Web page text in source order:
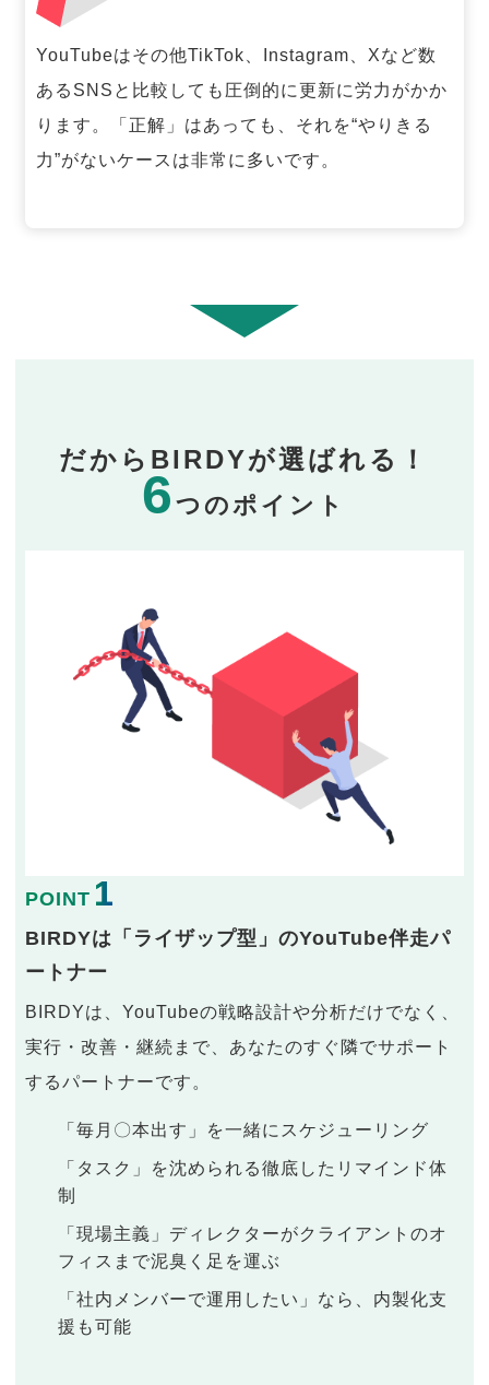
YouTubeはその他TikTok、Instagram、Xなど数
あるSNSと比較しても圧倒的に更新に労力がかか
ります。「正解」はあっても、それを“やりきる
力”がないケースは非常に多いです。
だからBIRDYが選ばれる！
6つのポイント
POINT 1
BIRDYは「ライザップ型」のYouTube伴走パ
ートナー
BIRDYは、YouTubeの戦略設計や分析だけでなく、
実行・改善・継続まで、あなたのすぐ隣でサポート
するパートナーです。
「毎月〇本出す」を一緒にスケジューリング
「タスク」を沈められる徹底したリマインド体
制
「現場主義」ディレクターがクライアントのオ
フィスまで泥臭く足を運ぶ
「社内メンバーで運用したい」なら、内製化支
援も可能